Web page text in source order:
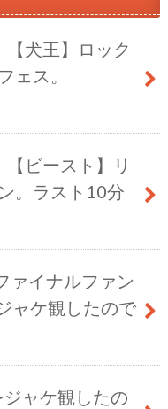
【犬王】ロック
ェス。
【ビースト】リ
。ラスト10分
ァイナルファン
ャケ観したので
ジャケ観したの